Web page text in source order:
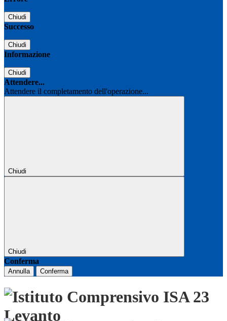
Chiudi
Successo
Chiudi
Informazione
Chiudi
Attendere...
Attendere il completamento dell'operazione...
Chiudi
Chiudi
Conferma
Annulla Conferma